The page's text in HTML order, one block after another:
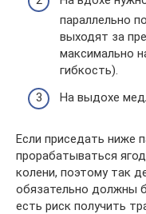
параллельно
выходят за
максимально
гибкость).
На выдохе
Если приседать ниже
прорабатываться
колени, поэтому так
обязательно должны
есть риск получить